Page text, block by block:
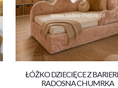
ŁÓŻKO DZIECIĘCE Z
RADOSNA CHUMRKA